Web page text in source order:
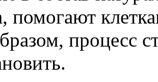
помогают
процесс